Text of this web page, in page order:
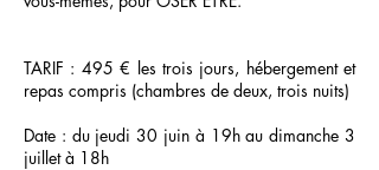
TARIF : 495 € les trois jours, hébergement et
repas compris (chambres de deux, trois nuits)
Date : du jeudi 30 juin à 19h au dimanche 3
juillet à 18h